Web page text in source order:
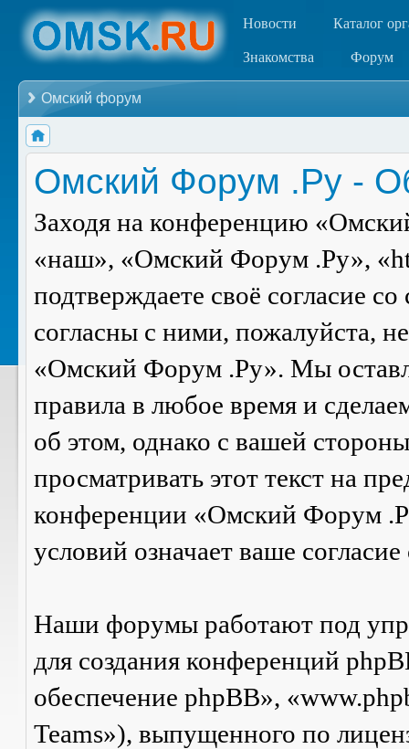
Новости Каталог
Знакомства Форум
Омский форум
Омский Форум .Ру -
Заходя на конференцию
«наш», «Омский Форум .Ру»,
подтверждаете своё согласие
согласны с ними, пожалуйста,
«Омский Форум .Ру». Мы
правила в любое время и
об этом, однако с вашей
просматривать этот текст на
конференции «Омский Форум
условий означает ваше
Наши форумы работают под
для создания конференций
обеспечение phpBB»,
Teams»), выпущенного по